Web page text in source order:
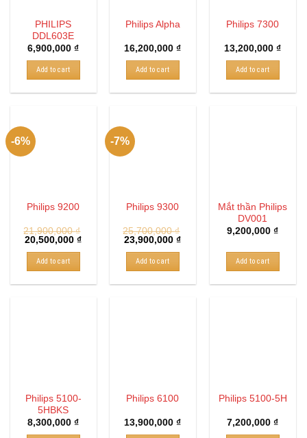
PHILIPS
DDL603E
6,900,000₫
Add to cart
Philips Alpha
16,200,000₫
Add to cart
Philips 7300
13,200,000₫
Add to cart
-6%
Philips 9200
21,900,000₫
20,500,000₫
Add to cart
-7%
Philips 9300
25,700,000₫
23,900,000₫
Add to cart
Mắt thần Philips
DV001
9,200,000₫
Add to cart
Philips 5100-
5HBKS
8,300,000₫
Philips 6100
13,900,000₫
Philips 5100-5H
7,200,000₫